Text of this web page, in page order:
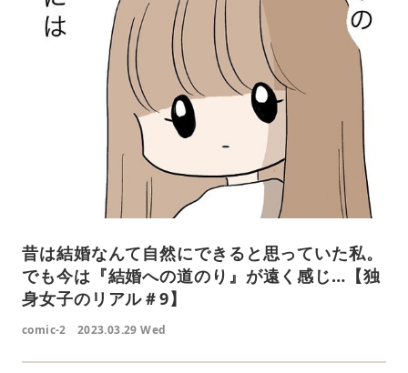
昔は結婚なんて自然にできると思っていた私。
でも今は『結婚への道のり』が遠く感じ…【独
身女子のリアル＃9】
comic-2 2023.03.29 Wed